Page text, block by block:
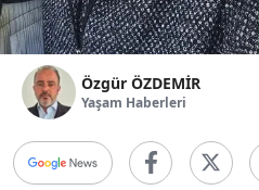
Özgür ÖZDEMİR
Yaşam Haberleri